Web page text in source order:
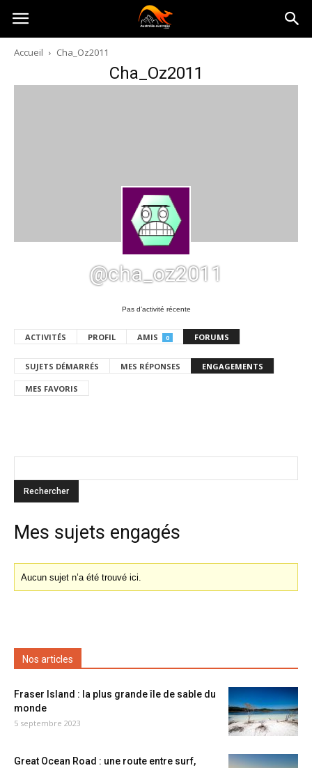
Australia-
australie.com
Accueil Cha_Oz2011
Cha_Oz2011
@cha_oz2011
Pas d’activité récente
ACTIVITÉS PROFIL AMIS 0 FORUMS
SUJETS DÉMARRÉS MES RÉPONSES ENGAGEMENTS
MES FAVORIS
Mes sujets engagés
Aucun sujet n’a été trouvé ici.
Nos articles
Fraser Island : la plus grande île de sable du
monde
5 septembre 2023
Great Ocean Road : une route entre surf,